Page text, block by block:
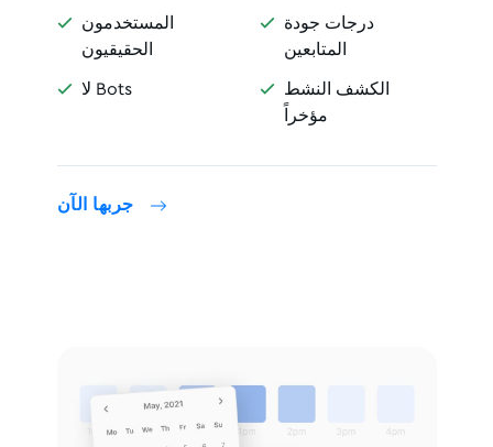

المستخدمون
الحقيقيون
 لا Bots

درجات جودة
المتابعين

الكشف النشط
مؤخراً